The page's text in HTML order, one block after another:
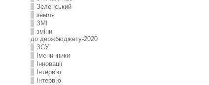
Зеленський
земля
ЗМІ
зміни
до держбюджету-2020
ЗСУ
Іменинники
Інновації
Інтерв'ю
Інтерв'ю